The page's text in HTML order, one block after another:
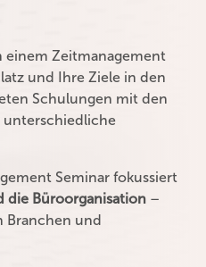
einem Zeitmanagement
und Ihre Ziele in den
Schulungen mit den
unterschiedliche
Seminar fokussiert
die Büroorganisation –
Branchen und